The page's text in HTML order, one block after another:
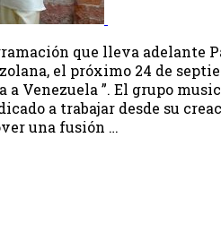
que lleva adelante
el próximo 24 de
a Venezuela ”. El grupo
a trabajar desde su
una fusión …